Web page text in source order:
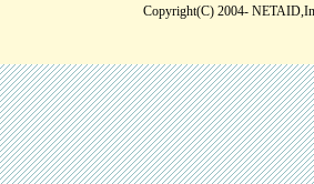
Copyright(C) 2004-